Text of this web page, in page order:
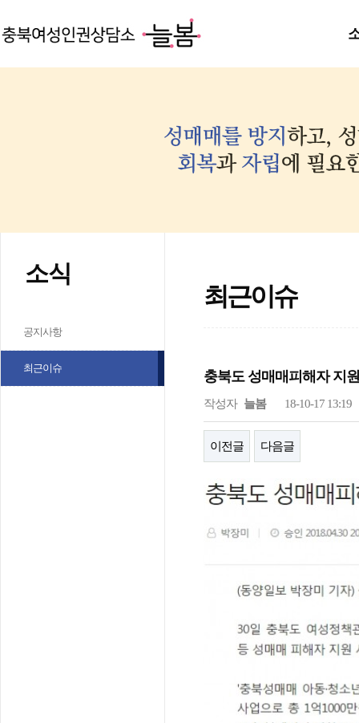
소식
공지사항
최근이슈
최근이슈
충북도 성매매피해자 지
작성자 늘봄 18-10-17 13:19
이전글 다음글